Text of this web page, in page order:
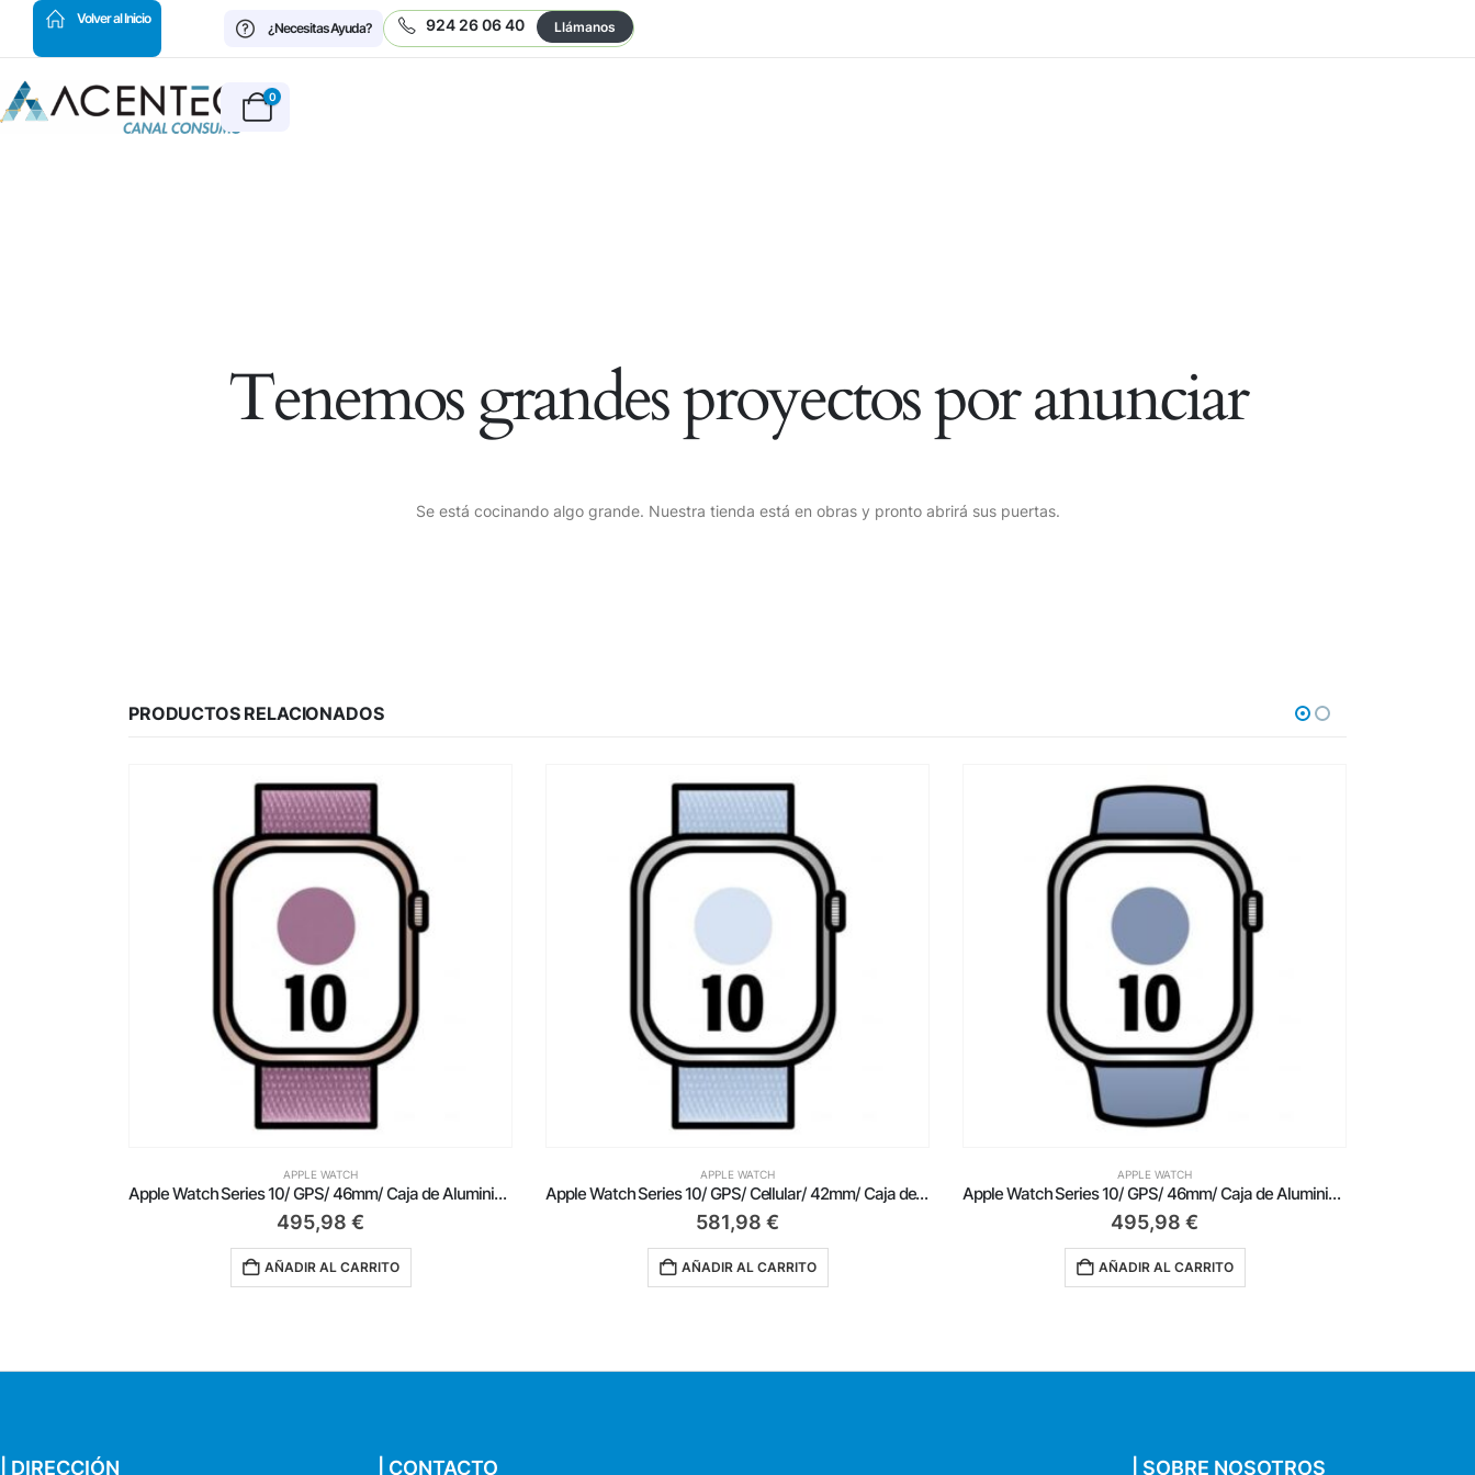
Volver al Inicio
¿Necesitas Ayuda?
924 26 06 40 Llámanos
0
Tenemos grandes proyectos por anunciar
Se está cocinando algo grande. Nuestra tienda está en obras y pronto abrirá sus puertas.
PRODUCTOS RELACIONADOS
APPLE WATCH
581,98€
AÑADIR AL CARRITO
APPLE WATCH
Apple Watch Series 10/ GPS/ 46mm/ Caja de Aluminio / Correa Deportiva Azul Denim M/L
495,98
AÑADIR AL CARRITO
APPLE WATCH
595,98€
AÑADIR AL CARRITO
| DIRECCIÓN | CONTACTO | SOBRE NOSOTROS